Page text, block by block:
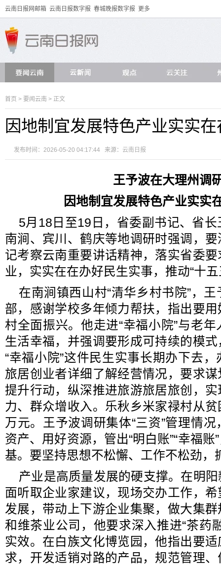
云南日报网邮箱 云南日报数字报 春城晚报数字报 更多
首页 > 要闻云南 > 正文
因地制宜发展特色产业实实
发布时间：2026-05-20 04:17:44 来源： 云南日报
王予波在大理州调
因地制宜发展特色产业实实
5月18日至19日，省委副书记、省
南涧、宾川、鹤庆等地调研时强调，
记考察云南重要讲话精神，落实省委
业，实实在在办好民生实事，推动“十
在南涧镇西山村“清华乡村书院”，
部，感谢学校多年倾力帮扶，指出要
村全面振兴。他走进“幸福小院”与老
生活幸福，并强调要形成可持续的模
“幸福小院”这件民生实事长期办下去
旅居创业者详细了解经营情况，要求
提升行动，纵深推进旅游旅居旅创，
力、群众增收入。乐秋乡米家禄村从
万元。王予波调研集体“三资”管理情
资产、用好资源，管出“明白账”“幸福
基。要坚持思想不松懈、工作不松劲，
产业是高质量发展的硬支撑。在明
面听取企业家建议，现场交办工作，
发展，带动上下游企业集聚，做大集
和维茶业公司，他要求深入推进“茶药
实效。在白族文化博览园，他指出要
求，开发适销对路的产品，规范管理